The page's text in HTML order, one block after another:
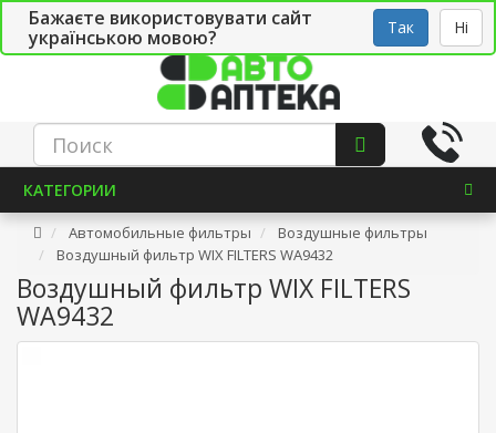
Бажаєте використовувати сайт
українською мовою?
Так Ні
СТО Укр
КАТЕГОРИИ
Автомобильные фильтры
Воздушные фильтры
Воздушный фильтр WIX FILTERS WA9432
Воздушный фильтр WIX FILTERS
WA9432